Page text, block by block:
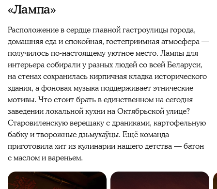
«Лампа»
Расположение в сердце главной гастроулицы города,
домашняя еда и спокойная, гостеприимная атмосфера —
получилось по-настоящему уютное место. Лампы для
интерьера собирали у разных людей со всей Беларуси,
на стенах сохранилась кирпичная кладка исторического
здания, а фоновая музыка поддерживает этнические
мотивы. Что стоит брать в единственном на сегодня
заведении локальной кухни на Октябрьской улице?
Старовиленскую верещаку с драниками, картофельную
бабку и творожные дзьмухаўцы. Ещё команда
приготовила хит из кулинарии нашего детства — батон
с маслом и вареньем.